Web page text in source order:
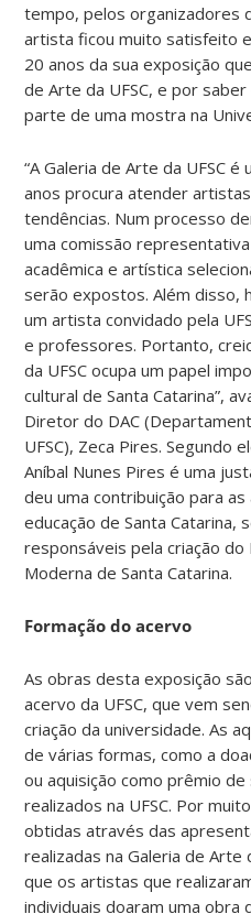
tempo, pelos organizadores
artista ficou muito satisfeito
20 anos da sua exposição
de Arte da UFSC, e por
parte de uma mostra na
“A Galeria de Arte da UFSC
anos procura atender
tendências. Num processo
uma comissão
acadêmica e artística
serão expostos. Além disso,
um artista convidado pela
e professores. Portanto,
da UFSC ocupa um papel
cultural de Santa Catarina”,
Diretor do DAC
UFSC), Zeca Pires. Segundo
Aníbal Nunes Pires é uma
deu uma contribuição para
educação de Santa Catarina,
responsáveis pela criação do
Moderna de Santa Catarina.
Formação do acervo
As obras desta exposição
acervo da UFSC, que vem
criação da universidade. As
de várias formas, como a
ou aquisição como prêmio
realizados na UFSC. Por
obtidas através das
realizadas na Galeria de Arte
que os artistas que
individuais doaram uma obra